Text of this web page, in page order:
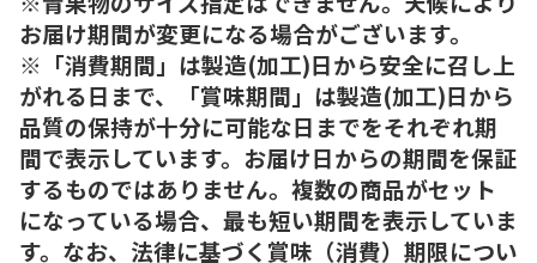
お届け期間が変更になる場合がございます。
※「消費期間」は製造(加工)日から安全に召し上
がれる日まで、「賞味期間」は製造(加工)日から
品質の保持が十分に可能な日までをそれぞれ期
間で表示しています。お届け日からの期間を保証
するものではありません。複数の商品がセット
になっている場合、最も短い期間を表示していま
す。なお、法律に基づく賞味（消費）期限につい